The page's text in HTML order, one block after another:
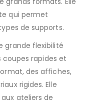
qui permet
de supports.
grande flexibilité
coupes rapides et
des affiches,
rigides. Elle
ateliers de